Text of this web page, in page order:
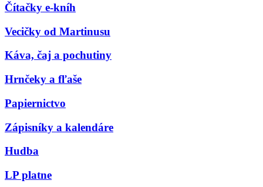
Čítačky e-kníh
Vecičky od Martinusu
Káva, čaj a pochutiny
Hrnčeky a fľaše
Papiernictvo
Zápisníky a kalendáre
Hudba
LP platne